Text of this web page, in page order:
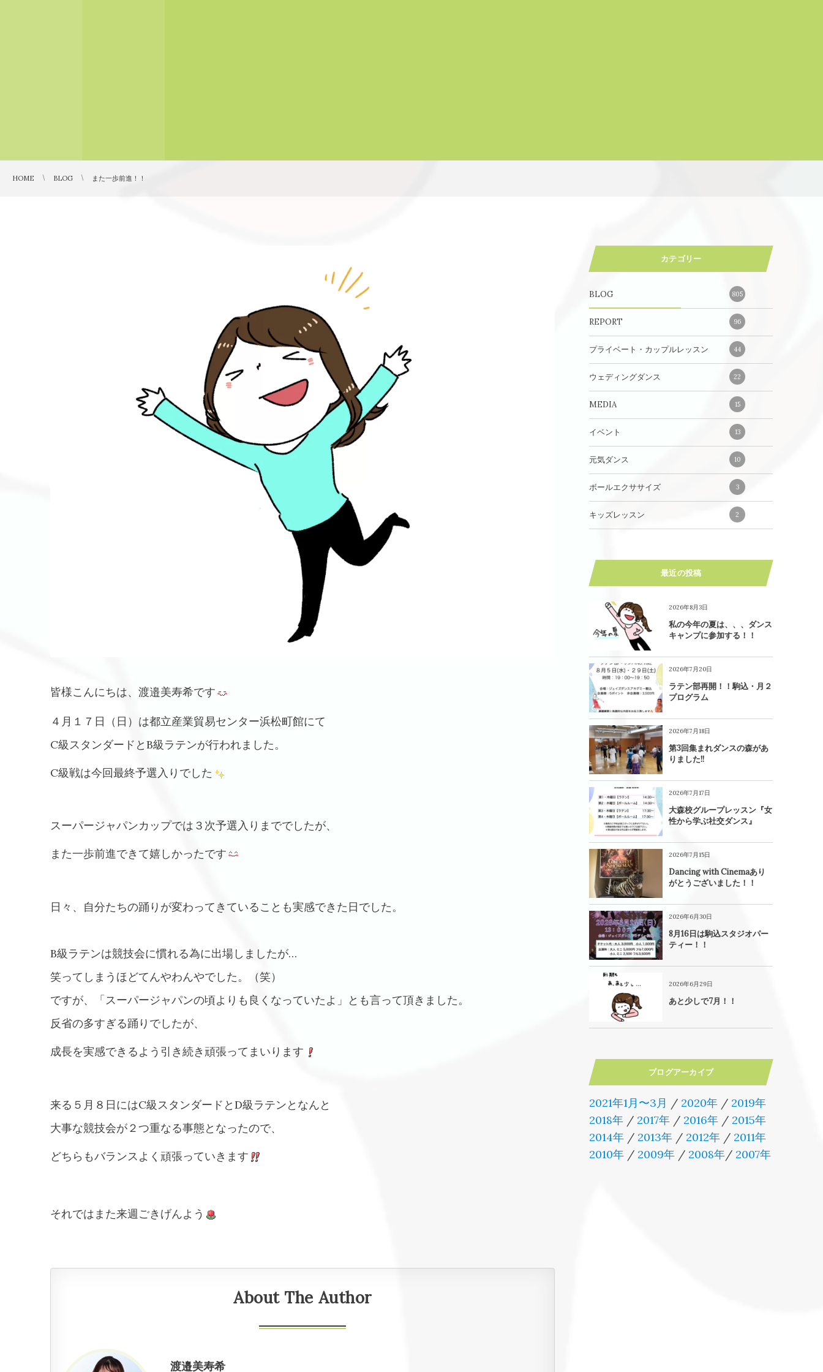
HOME BLOG また一歩前進！！
皆様こんにちは、渡邉美寿希です
４月１７日（日）は都立産業貿易センター浜松町館にて
C級スタンダードとB級ラテンが行われました。
C級戦は今回最終予選入りでした
スーパージャパンカップでは３次予選入りまででしたが、
また一歩前進できて嬉しかったです
日々、自分たちの踊りが変わってきていることも実感できた日でした。
B級ラテンは競技会に慣れる為に出場しましたが…
笑ってしまうほどてんやわんやでした。（笑）
ですが、「スーパージャパンの頃よりも良くなっていたよ」とも言って頂きました。
反省の多すぎる踊りでしたが、
成長を実感できるよう引き続き頑張ってまいります
来る５月８日にはC級スタンダードとD級ラテンとなんと
大事な競技会が２つ重なる事態となったので、
どちらもバランスよく頑張っていきます
それではまた来週ごきげんよう
About The Author
渡邉美寿希
カテゴリー
BLOG 805
REPORT 96
プライベート・カップルレッスン 44
ウェディングダンス 22
MEDIA 15
イベント 13
元気ダンス 10
ボールエクササイズ 3
キッズレッスン 2
最近の投稿
2026年8月3日
私の今年の夏は、、、ダンス
キャンプに参加する！！
2026年7月20日
ラテン部再開！！駒込・月２
プログラム
2026年7月18日
第3回集まれダンスの森があ
りました!!
2026年7月17日
大森校グループレッスン『女
性から学ぶ社交ダンス』
2026年7月15日
Dancing with Cinemaあり
がとうございました！！
2026年6月30日
8月16日は駒込スタジオパー
ティー！！
2026年6月29日
あと少しで7月！！
ブログアーカイブ
2021年1月〜3月 / 2020年 / 2019年
2018年 / 2017年 / 2016年 / 2015年
2014年 / 2013年 / 2012年 / 2011年
2010年 / 2009年 / 2008年/ 2007年